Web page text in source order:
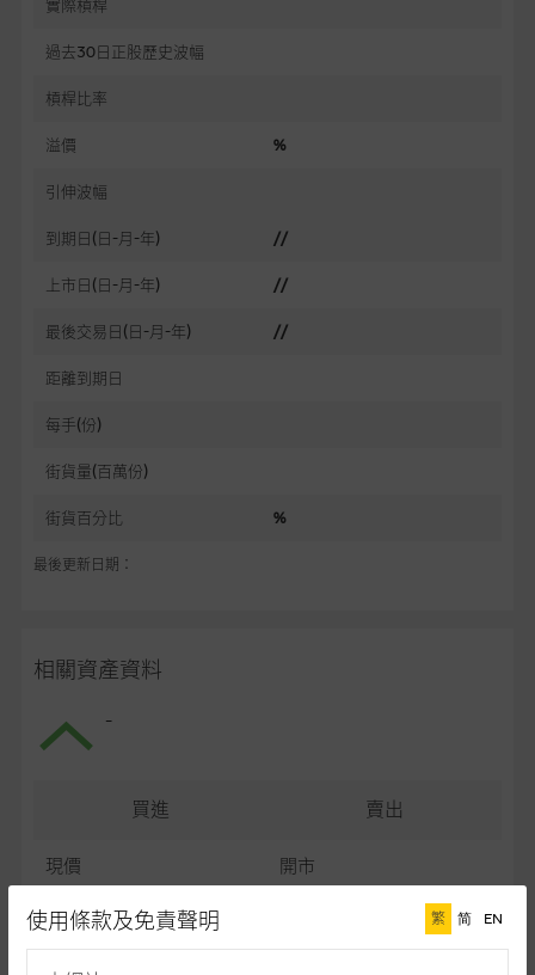
實際槓桿
過去30日正股歷史波幅
槓桿比率
溢價 %
引伸波幅
到期日(日-月-年) //
上市日(日-月-年) //
最後交易日(日-月-年) //
距離到期日
每手(份)
街貨量(百萬份)
街貨百分比 %
最後更新日期：
相關資產資料
-
買進 賣出
現價 開市
最高
使用條款及免責聲明 繁 简 EN